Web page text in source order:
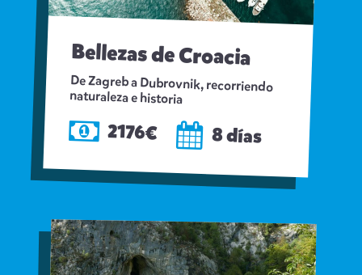
Bellezas de Croacia
De Zagreb a Dubrovnik, recorriendo
naturaleza e historia
2176€ 8 días